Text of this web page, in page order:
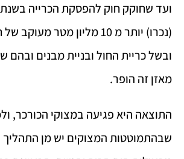
(נכרו) יותר מ 10 מליון מטר
ובשל כריית החול ובניית מבנים ובהם
מאזן זה הופר.
התוצאה היא פגיעה במצוקי הכורכר,
שבהתמוטטות המצוקים יש מן